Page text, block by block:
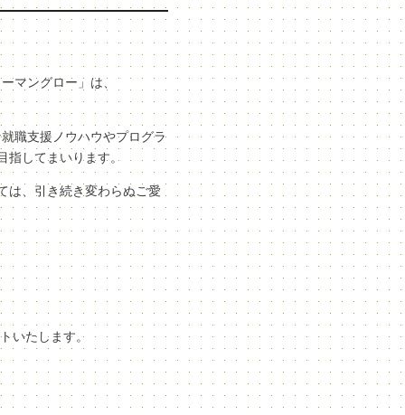
マングロー」は、
職支援ノウハウやプログラ
指してまいります。
は、引き続き変わらぬご愛
いたします。